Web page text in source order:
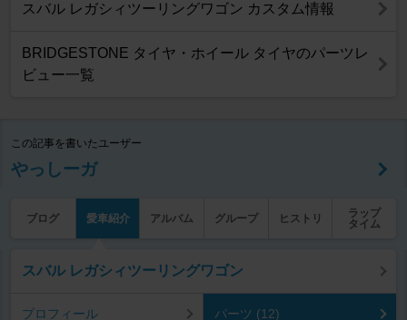
スバル レガシィツーリングワゴン カスタム情報
BRIDGESTONE タイヤ・ホイール タイヤのパーツレ
ビュー一覧
この記事を書いたユーザー
やっしーガ
ブログ 愛車紹介 アルバム グループ ヒストリ
ラップ
タイム
スバル レガシィツーリングワゴン
プロフィール パーツ (12)